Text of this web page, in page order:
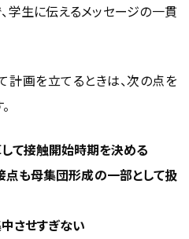
学生に伝えるメッセージの一貫
画を立てるときは、次の点を
て接触開始時期を決める
点も母集団形成の一部として扱
させすぎない